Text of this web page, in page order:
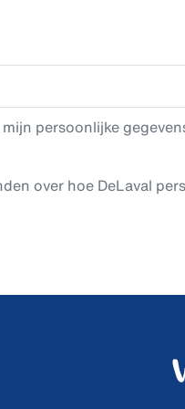
persoonlijke
over hoe DeLaval